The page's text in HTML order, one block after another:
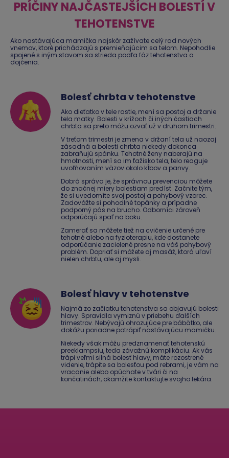
PRÍČINY NAJČASTEJŠÍCH BOLESTÍ V
TEHOTENSTVE
Ako nastávajúca mamička najskôr zažívate celý rad nových
vnemov, ktoré prichádzajú s premieňajúcim sa telom. Nepohodlie
spojené s iným stavom sa strieda podľa fáz tehotenstva a
dojčenia.
Bolesť chrbta v tehotenstve
Ako dieťatko v tele rastie, mení sa postoj a držanie
tela matky. Bolesti v krížoch či iných častiach
chrbta sa preto môžu ozvať už v druhom trimestri.
V treťom trimestri je zmena v držaní tela už naozaj
zásadná a bolesti chrbta niekedy dokonca
zabraňujú spánku. Tehotné ženy naberajú na
hmotnosti, mení sa im ťažisko tela, telo reaguje
uvoľňovaním väzov okolo kĺbov a panvy.
Dobrá správa je, že správnou prevenciou môžete
do značnej miery bolestiam predísť. Začnite tým,
že si uvedomíte svoj postoj a pohybový vzorec.
Zadovážte si pohodlné topánky a prípadne
podporný pás na brucho. Odborníci zároveň
odporúčajú spať na boku.
Zamerať sa môžete tiež na cvičenie určené pre
tehotné alebo na fyzioterapiu, kde dostanete
odporúčanie zacielené presne na váš pohybový
problém. Dopriať si môžete aj masáž, ktorá uľaví
nielen chrbtu, ale aj mysli.
Bolesť hlavy v tehotenstve
Najmä zo začiatku tehotenstva sa objavujú bolesti
hlavy. Spravidla vymiznú v priebehu ďalších
trimestrov. Nebývajú ohrozujúce pre bábätko, ale
dokážu poriadne potrápiť nastávajúcu mamičku.
Niekedy však môžu predznamenať tehotenskú
preeklampsiu, teda závažnú komplikáciu. Ak vás
trápi veľmi silná bolesť hlavy, máte rozostrené
videnie, trápite sa bolesťou pod rebrami, je vám na
vracanie alebo opúchate v tvári či na
končatinách, okamžite kontaktujte svojho lekára.